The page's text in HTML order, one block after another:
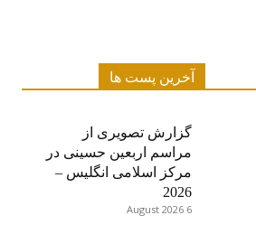
آخرین پست ها
گزارش تصویری از
مراسم اربعین حسینی در
مرکز اسلامی انگلیس –
2026
6 August 2026